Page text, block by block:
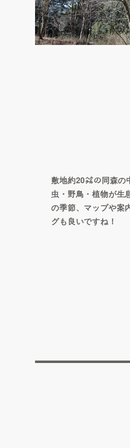
敷地約20㌶の同森の
虫・野鳥・植物が生
の季節、マップや案
グも良いですね！